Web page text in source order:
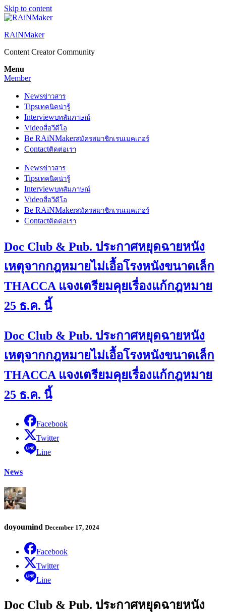
Skip to content
RAiNMaker
Content Creator Community
Menu
Member
Newsข่าวสาร
Tipsเทคนิคน่ารู้
Interviewบทสัมภาษณ์
Videoสื่อวีดีโอ
Be RAiNMakerสมัครสมาชิกเรนเมคเกอร์
Contactติดต่อเรา
Newsข่าวสาร
Tipsเทคนิคน่ารู้
Interviewบทสัมภาษณ์
Videoสื่อวีดีโอ
Be RAiNMakerสมัครสมาชิกเรนเมคเกอร์
Contactติดต่อเรา
Doc Club & Pub. ประกาศหยุดฉายหนัง
เหตุจากกฎหมายไม่เอื้อโรงหนังขนาดเล็ก
THACCA แจงเตรียมคุยเรื่องแก้กฎหมาย
25 ธ.ค. นี้
Doc Club & Pub. ประกาศหยุดฉายหนัง
เหตุจากกฎหมายไม่เอื้อโรงหนังขนาดเล็ก
THACCA แจงเตรียมคุยเรื่องแก้กฎหมาย
25 ธ.ค. นี้
Facebook
Twitter
Line
News
doyoumind December 17, 2024
Facebook
Twitter
Line
Doc Club & Pub. ประกาศหยุดฉายหนัง